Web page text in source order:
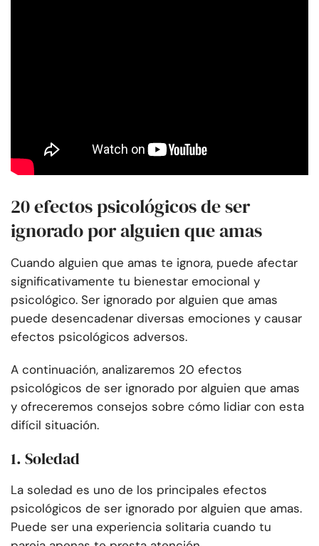
20 efectos psicológicos de ser
ignorado por alguien que amas
Cuando alguien que amas te ignora, puede afectar
significativamente tu bienestar emocional y
psicológico. Ser ignorado por alguien que amas
puede desencadenar diversas emociones y causar
efectos psicológicos adversos.
A continuación, analizaremos 20 efectos
psicológicos de ser ignorado por alguien que amas
y ofreceremos consejos sobre cómo lidiar con esta
difícil situación.
1. Soledad
La soledad es uno de los principales efectos
psicológicos de ser ignorado por alguien que amas.
Puede ser una experiencia solitaria cuando tu